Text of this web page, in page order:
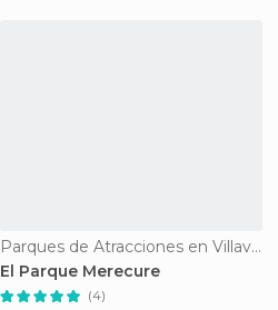
Parques de Atracciones en Villavicencio
El Parque Merecure
(4)